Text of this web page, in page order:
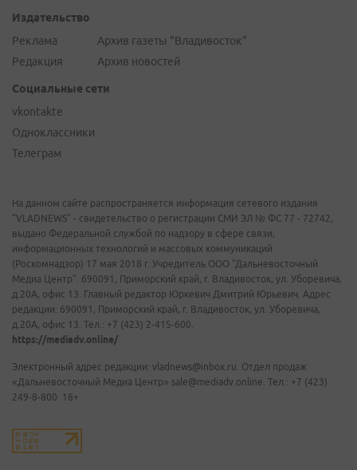
Издательство
Реклама
Редакция
Архив газеты "Владивосток"
Архив новостей
Социальные сети
vkontakte
Одноклассники
Телеграм
На данном сайте распространяется информация сетевого издания
"VLADNEWS" - свидетельство о регистрации СМИ ЭЛ № ФС 77 - 72742,
выдано Федеральной службой по надзору в сфере связи,
информационных технологий и массовых коммуникаций
(Роскомнадзор) 17 мая 2018 г. Учредитель ООО "Дальневосточный
Медиа Центр". 690091, Приморский край, г. Владивосток, ул. Уборевича,
д.20А, офис 13. Главный редактор Юркевич Дмитрий Юрьевич. Адрес
редакции: 690091, Приморский край, г. Владивосток, ул. Уборевича,
д.20А, офис 13. Тел.: +7 (423) 2-415-600.
https://mediadv.online/
Электронный адрес редакции: vladnews@inbox.ru. Отдел продаж
«Дальневосточный Медиа Центр» sale@mediadv.online. Тел.: +7 (423)
249-8-800. 18+